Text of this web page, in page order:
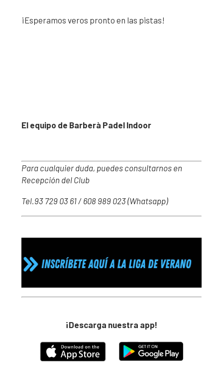
¡Esperamos veros pronto en las pistas!
El equipo de Barberà Padel Indoor
Para cualquier duda, puedes consultarnos en
Recepción del Club
Tel.93 729 03 61 / 608 989 023 (Whatsapp)
¡Descarga nuestra app!